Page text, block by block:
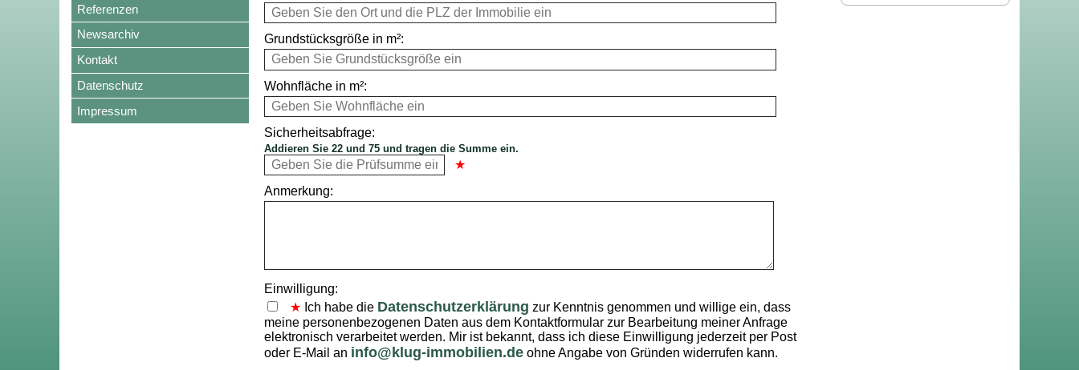
Referenzen
Newsarchiv
Kontakt
Datenschutz
Impressum
Grundstücksgröße in m²:
Wohnfläche in m²:
Sicherheitsabfrage:
Addieren Sie 22 und 75 und tragen die Summe ein.
Anmerkung:
Einwilligung:
Ich habe die Datenschutzerklärung zur Kenntnis genommen und willige ein, dass
meine personenbezogenen Daten aus dem Kontaktformular zur Bearbeitung meiner Anfrage
elektronisch verarbeitet werden. Mir ist bekannt, dass ich diese Einwilligung jederzeit per Post
oder E-Mail an info@klug-immobilien.deohne Angabe von Gründen widerrufen kann.